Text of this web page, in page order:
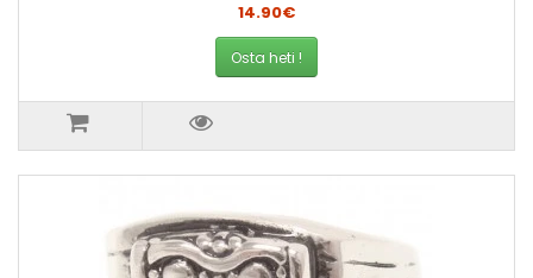
14.90€
Osta heti !